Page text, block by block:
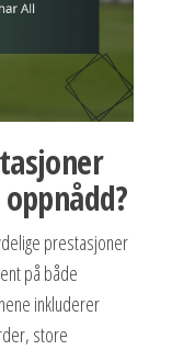
prestasjoner
på både
inkluderer
store